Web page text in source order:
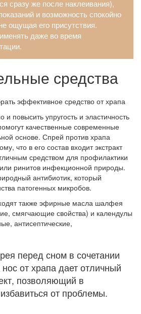
сразу же после наклеивания),
и возможность спокойно
ощущая его присутствия.
даже во время
средства
и повысить упругость и эластичность
качественные современные
основе. Спрей против храпа
что в его состав входит экстракт
средством для профилактики
ринитов инфекционной природы.
антибиотик, который
патогенных микробов.
также эфирные масла шалфея
смягчающие свойства) и календулы
антисептические,
перед сном в сочетании
от храпа дает отличный
позволяющий в
от проблемы.